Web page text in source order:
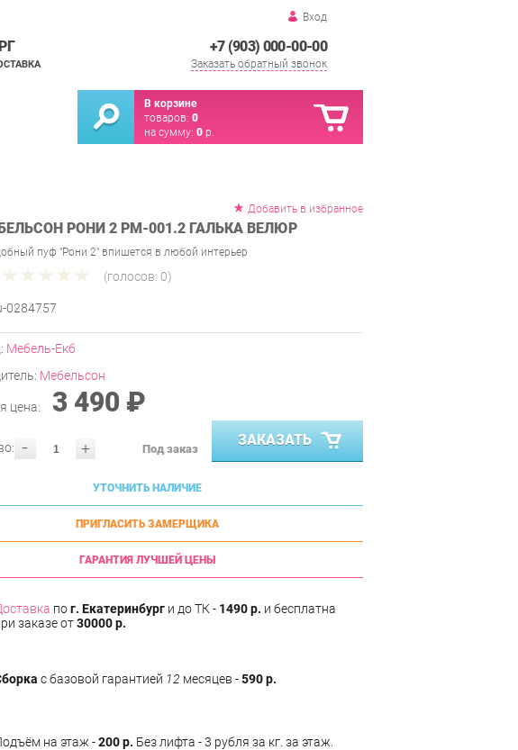
Вход
+7 (903) 000-00-00
Заказать обратный звонок
В корзине
товаров: 0
на сумму: 0 р.
Добавить в избранное
РОНИ 2 PM-001.2 ГАЛЬКА ВЕЛЮР
пуф "Рони 2" впишется в любой интерьер
(голосов: 0)
0284757
Мебель-Екб
Мебельсон
цена: 3 490 ₽
- + Под заказ
ЗАКАЗАТЬ
УТОЧНИТЬ НАЛИЧИЕ
ПРИГЛАСИТЬ ЗАМЕРЩИКА
ГАРАНТИЯ ЛУЧШЕЙ ЦЕНЫ
пог. Екатеринбург и до ТК - 1490 р. и бесплатна
заказе от30000 р.
с базовой гарантией 12 месяцев -590 р.
на этаж -200 р. Без лифта - 3 рубля за кг. за этаж.